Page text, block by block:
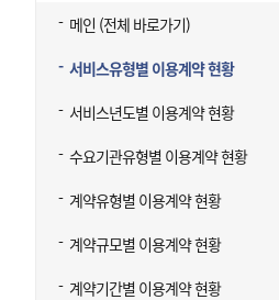
메인 (전체 바로가기)
서비스유형별 이용계약 현황
서비스년도별 이용계약 현황
수요기관유형별 이용계약 현황
계약유형별 이용계약 현황
계약규모별 이용계약 현황
계약기간별 이용계약 현황